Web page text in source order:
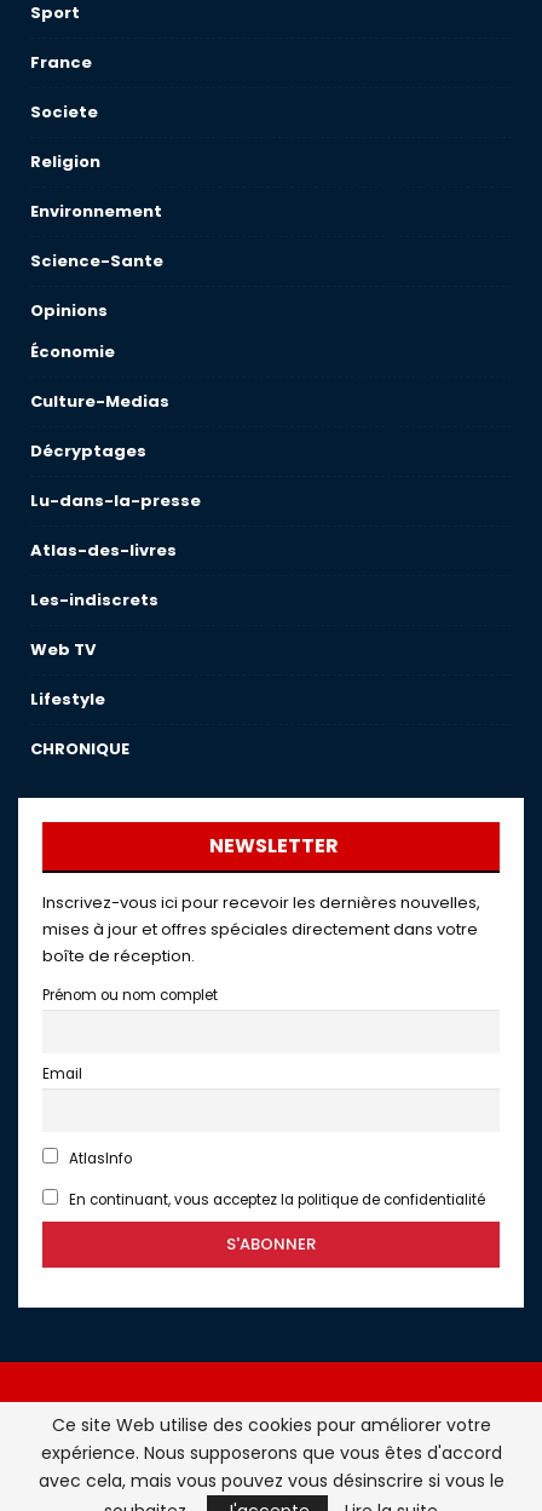
Sport
France
Societe
Religion
Environnement
Science-Sante
Opinions
Économie
Culture-Medias
Décryptages
Lu-dans-la-presse
Atlas-des-livres
Les-indiscrets
Web TV
Lifestyle
CHRONIQUE
NEWSLETTER
Inscrivez-vous ici pour recevoir les dernières nouvelles,
mises à jour et offres spéciales directement dans votre
boîte de réception.
Prénom ou nom complet
Email
AtlasInfo
En continuant, vous acceptez la politique de confidentialité
Atlasinfo.fr : l'essentiel de l'actualité de la France et du
Maghreb © Tous Droits Réservés - Atlasinfo- 2026
Ce site Web utilise des cookies pour améliorer votre
expérience. Nous supposerons que vous êtes d'accord
avec cela, mais vous pouvez vous désinscrire si vous le